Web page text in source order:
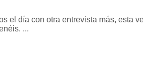
el día con otra entrevista más, esta
...